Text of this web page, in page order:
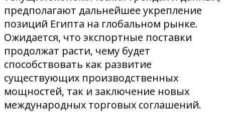
предполагают дальнейшее укрепление
позиций Египта на глобальном рынке.
Ожидается, что экспортные поставки
продолжат расти, чему будет
способствовать как развитие
существующих производственных
мощностей, так и заключение новых
международных торговых соглашений.